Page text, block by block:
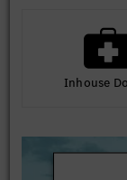
Inhouse